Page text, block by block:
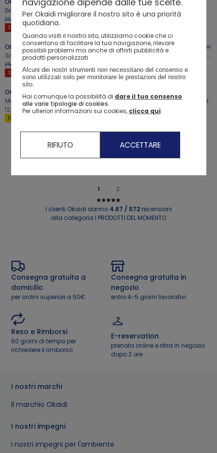
SALDI*
OKAIDI
22,99€ -50% 11,49€
OKAIDI
Blazer blu navy bambino
29,99€
+
SALDI*
OBAIBI
25,99€
OUTLET
OKAIDI Colori
Piumino con cappuccio rosa con stampa leopardata per bambina
+
IL 3° A 1€
OKAIDI
Maglietta bianca con fiori e paillettes per bambina
12,99€
+
OBAIBI
Pantaloni in garza di cotone verde bambino
19,99€ -50% 9,99€
1 2
I clienti Okaidi danno 4.67 / 572recensioni
alla categoria I PRODOTTI DEL MOMENTO
Consegna gratuita a
domicilio
per ordini superiori a 50€
Consegna gratuita in
negozio
entro 4-5 giorni lavorativi
Reso e Rimborsi
60 giorni di tempo per
richiedere il rimborso
E-reservation
prenota online e ritira in negozio
dopo 2 ore
I nostri marchi
Il marchio Okaidi
I nostri impegni
I nostri impegni per l'ambiente
Per Okaïdi migliorare il nostro sito è una priorità
quotidiana.
Quando visiti il ​​nostro sito, utilizziamo cookie che ci
consentono di facilitare la tua navigazione, rilevare
possibili problemi ma anche di offrirti pubblicità e
prodotti personalizzati
Alcuni dei nostri strumenti non necessitano del consenso e
sono utilizzati solo per monitorare le prestazioni del nostro
sito.
Hai comunque la possibilità di dare il tuo consenso
alle varie tipologie di cookies.
Per ulteriori informazioni sui cookies, clicca qui.
RIFIUTO ACCETTARE